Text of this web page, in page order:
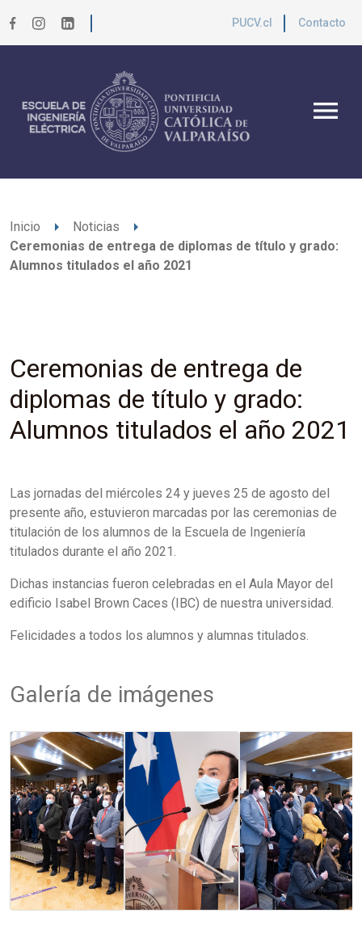
PUCV.cl Contacto
menu
Inicio arrow_right Noticias arrow_right
Ceremonias de entrega de diplomas de título y grado:
Alumnos titulados el año 2021
Ceremonias de entrega de
diplomas de título y grado:
Alumnos titulados el año 2021
Las jornadas del miércoles 24 y jueves 25 de agosto del
presente año, estuvieron marcadas por las ceremonias de
titulación de los alumnos de la Escuela de Ingeniería
titulados durante el año 2021.
Dichas instancias fueron celebradas en el Aula Mayor del
edificio Isabel Brown Caces (IBC) de nuestra universidad.
Felicidades a todos los alumnos y alumnas titulados.
Galería de imágenes